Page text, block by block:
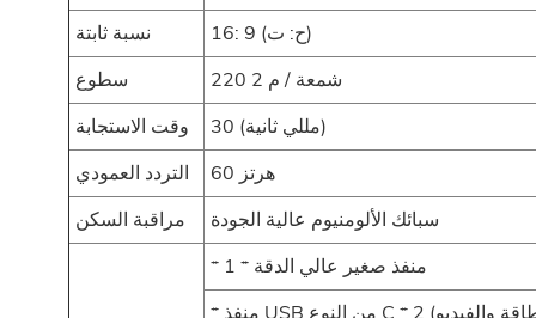
نسبة ثابتة
16: 9 (ح: ت)
سطوع
220 شمعة / م 2
وقت الاستجابة
30 (مللي ثانية)
التردد العمودي
60 هرتز
مراقبة السكن
سبائك الألومنيوم عالية الجودة
* منفذ صغير عالي الدقة * 1